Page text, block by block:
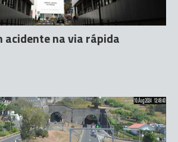
acidente na via rápida